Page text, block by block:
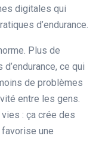
digitales qui
d’endurance.
Plus de
ce qui
de problèmes
entre les gens.
vies : ça crée des
une